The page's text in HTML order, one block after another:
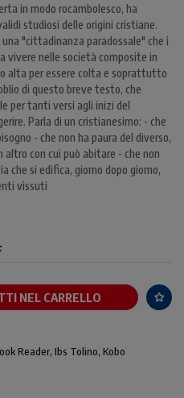
in modo rocambolesco, ha
studiosi delle origini cristiane.
"cittadinanza paradossale" che i
vivere nelle società composite in
alta per essere colta e soprattutto
di questo breve testo, che
per tanti versi agli inizi del
Parla di un cristianesimo: - che
- che non ha paura del diverso,
altro con cui può abitare - che non
che si edifica, giorno dopo giorno,
vissuti
NEL CARRELLO
Reader, Ibs Tolino, Kobo